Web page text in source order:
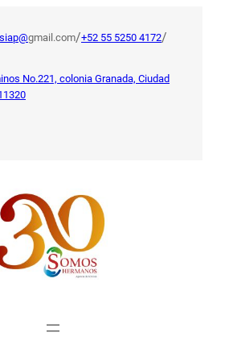
gmail.com/+52 55 5250 4172/
No.221, colonia Granada, Ciudad